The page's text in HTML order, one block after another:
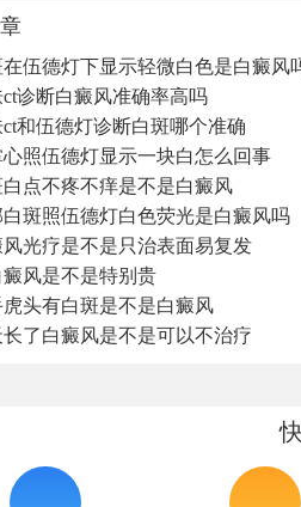
在伍德灯下显示轻微白色是白癜风
ct诊断白癜风准确率高吗
ct和伍德灯诊断白斑哪个准确
照伍德灯显示一块白怎么回事
白点不疼不痒是不是白癜风
白斑照伍德灯白色荧光是白癜风吗
风光疗是不是只治表面易复发
风是不是特别贵
头有白斑是不是白癜风
了白癜风是不是可以不治疗